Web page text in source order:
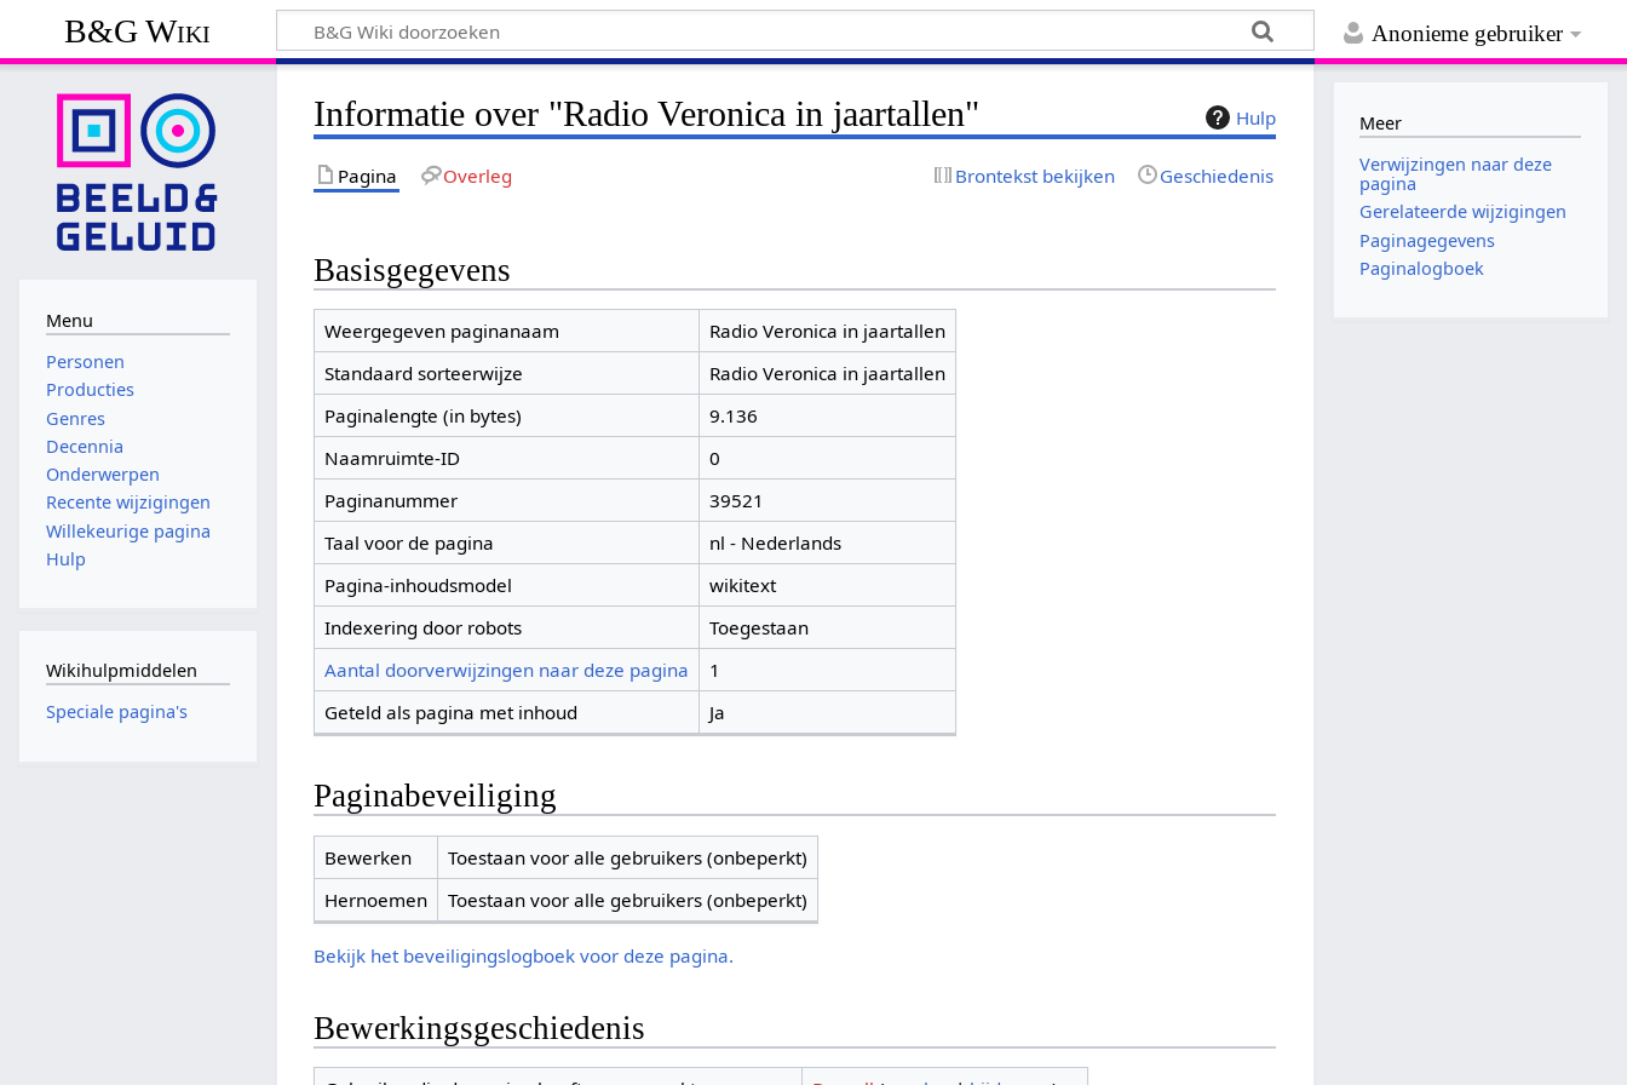
Anonieme gebruiker
B&G Wiki
Hulp
Informatie over "Radio Veronica in jaartallen"
Pagina Overleg Brontekst bekijken Geschiedenis
Basisgegevens
Weergegeven paginanaam
Radio Veronica in jaartallen
Standaard sorteerwijze
Radio Veronica in jaartallen
Paginalengte (in bytes)
9.136
Naamruimte-ID
0
Paginanummer
39521
Taal voor de pagina
nl - Nederlands
Pagina-inhoudsmodel
wikitext
Indexering door robots
Toegestaan
Aantal doorverwijzingen naar deze pagina
1
Geteld als pagina met inhoud
Ja
Paginabeveiliging
Bewerken
Toestaan voor alle gebruikers (onbeperkt)
Hernoemen
Toestaan voor alle gebruikers (onbeperkt)
Bekijk het beveiligingslogboek voor deze pagina.
Bewerkingsgeschiedenis
Menu
Personen
Producties
Genres
Decennia
Onderwerpen
Recente wijzigingen
Willekeurige pagina
Hulp
Wikihulpmiddelen
Speciale pagina's
Meer
Verwijzingen naar deze
pagina
Gerelateerde wijzigingen
Paginagegevens
Paginalogboek